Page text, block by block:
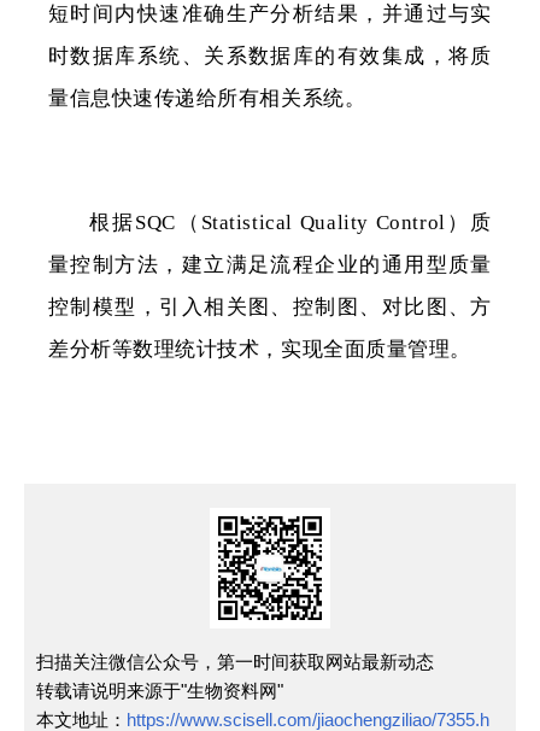
短时间内快速准确生产分析结果，并通过与实
时数据库系统、关系数据库的有效集成，将质
量信息快速传递给所有相关系统。
根据SQC（Statistical Quality Control）质
量控制方法，建立满足流程企业的通用型质量
控制模型，引入相关图、控制图、对比图、方
差分析等数理统计技术，实现全面质量管理。
扫描关注微信公众号，第一时间获取网站最新动态
转载请说明来源于"生物资料网"
本文地址： https://www.scisell.com/jiaochengziliao/7355.h